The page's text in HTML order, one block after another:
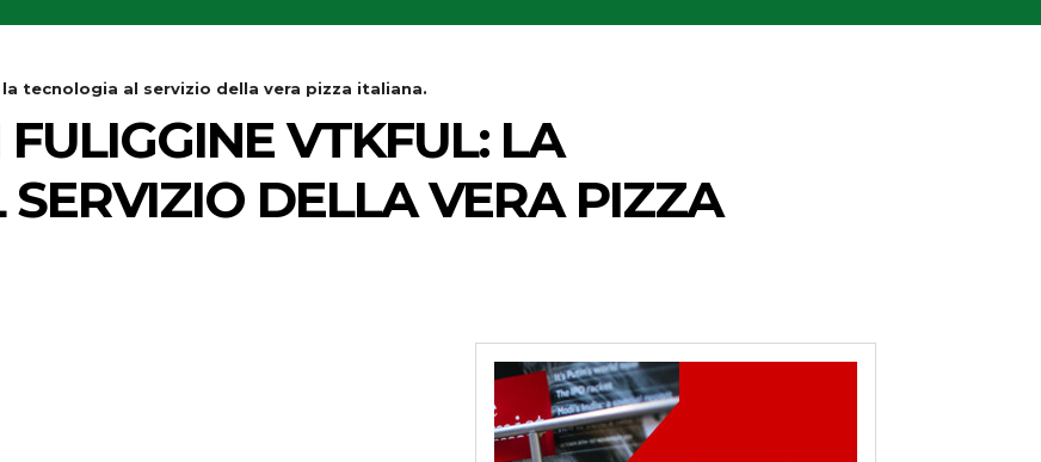
tecnologia al servizio della vera pizza italiana.
VTKFUL: LA
DELLA VERA PIZZA